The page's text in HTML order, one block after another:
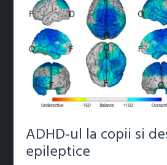
ADHD-ul la copii si
epileptice